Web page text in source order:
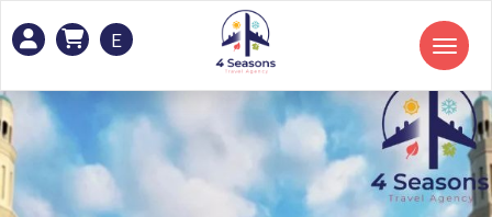
E Toggle navigation